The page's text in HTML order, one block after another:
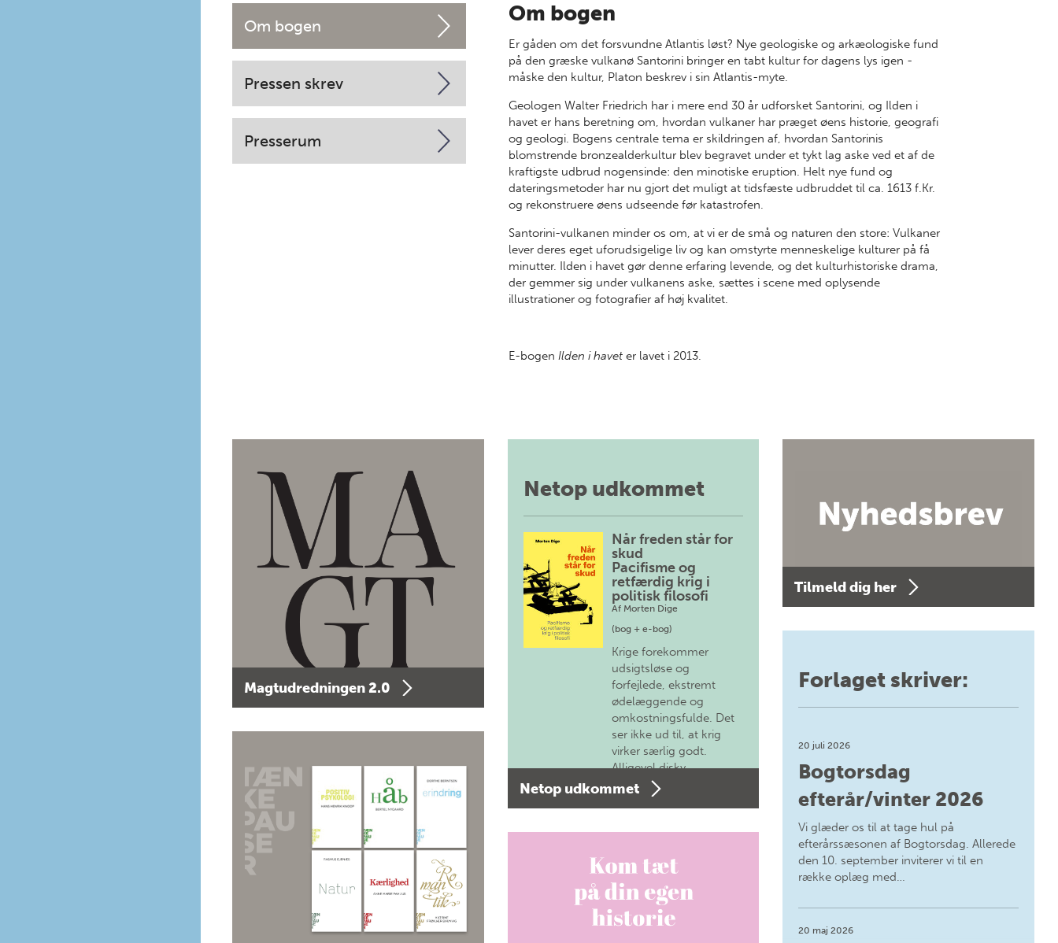
Om bogen
Pressen skrev
Presserum
Om bogen
Er gåden om det forsvundne Atlantis løst? Nye geologiske og arkæologiske fund
på den græske vulkanø Santorini bringer en tabt kultur for dagens lys igen -
måske den kultur, Platon beskrev i sin Atlantis-myte.
Geologen Walter Friedrich har i mere end 30 år udforsket Santorini, og Ilden i
havet er hans beretning om, hvordan vulkaner har præget øens historie, geografi
og geologi. Bogens centrale tema er skildringen af, hvordan Santorinis
blomstrende bronzealderkultur blev begravet under et tykt lag aske ved et af de
kraftigste udbrud nogensinde: den minotiske eruption. Helt nye fund og
dateringsmetoder har nu gjort det muligt at tidsfæste udbruddet til ca. 1613 f.Kr.
og rekonstruere øens udseende før katastrofen.
Santorini-vulkanen minder os om, at vi er de små og naturen den store: Vulkaner
lever deres eget uforudsigelige liv og kan omstyrte menneskelige kulturer på få
minutter. Ilden i havet gør denne erfaring levende, og det kulturhistoriske drama,
der gemmer sig under vulkanens aske, sættes i scene med oplysende
illustrationer og fotografier af høj kvalitet.
E-bogenIlden i havet er lavet i 2013.
Magtudredningen 2.0
Netop udkommet
Når freden står for
skud
Pacifisme og
retfærdig krig i
politisk filosofi
Af Morten Dige
(bog + e-bog)
Krige forekommer
udsigtsløse og
forfejlede, ekstremt
ødelæggende og
omkostningsfulde. Det
ser ikke ud til, at krig
virker særlig godt.
Alligevel diskv…
Netop udkommet
Tilmeld dig her
Forlaget skriver:
20 juli 2026
Bogtorsdag
efterår/vinter 2026
Vi glæder os til at tage hul på
efterårssæsonen af Bogtorsdag. Allerede
den 10. september inviterer vi til en
række oplæg med…
20 maj 2026